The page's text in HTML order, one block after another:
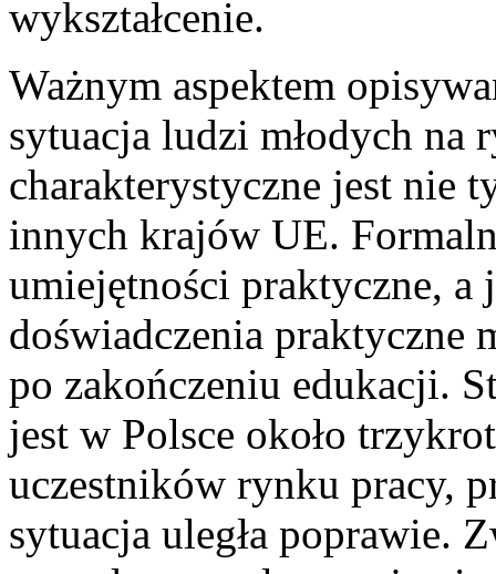
wykształcenie.
Ważnym aspektem
sytuacja ludzi młodych na
charakterystyczne jest nie
innych krajów UE.
umiejętności praktyczne, a
doświadczenia praktyczne
po zakończeniu edukacji.
jest w Polsce około
uczestników rynku pracy,
sytuacja uległa poprawie.